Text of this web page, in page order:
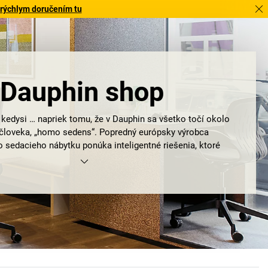
doručením tu
Dauphin shop
… napriek tomu, že v Dauphin sa všetko točí okolo
„homo sedens“. Popredný európsky výrobca
sedacieho nábytku ponúka inteligentné riešenia, ktoré
udržia človeka zdravého a dostanú ho do pohybu.
alebo nízky, sadol si v zamestnaní alebo doma, sedí v
– najvyššia požiadavka je fyzická a duševná pohoda,
Súhrnne sa tento podnikateľský postoj a smerovanie
HumanDesign®: komplexná koncepciastoličiek Dauphin
ergonómiu, ekológiu, technológiu a dizajn do jedinečnej
filozofie sedenia.